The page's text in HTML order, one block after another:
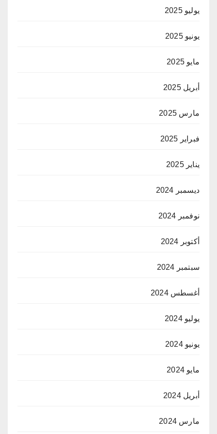
يوليو 2025
يونيو 2025
مايو 2025
أبريل 2025
مارس 2025
فبراير 2025
يناير 2025
ديسمبر 2024
نوفمبر 2024
أكتوبر 2024
سبتمبر 2024
أغسطس 2024
يوليو 2024
يونيو 2024
مايو 2024
أبريل 2024
مارس 2024